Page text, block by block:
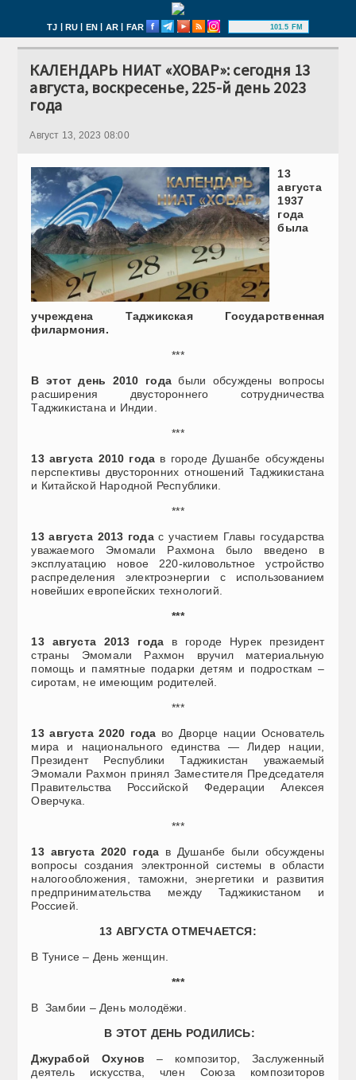
TJ | RU | EN | AR | FAR 101.5 FM
КАЛЕНДАРЬ НИАТ «ХОВАР»: сегодня 13
августа, воскресенье, 225-й день 2023
года
Август 13, 2023 08:00
13
августа
1937
года
была
учреждена Таджикская Государственная
филармония.
***
В этот день 2010 годабыли обсуждены вопросы
расширения двустороннего сотрудничества
Таджикистана и Индии.
***
13 августа 2010 года в городе Душанбе обсуждены
перспективы двусторонних отношений Таджикистана
и Китайской Народной Республики.
***
13 августа 2013 годас участием Главы государства
уважаемого Эмомали Рахмона было введено в
эксплуатацию новое 220-киловольтное устройство
распределения электроэнергии с использованием
новейших европейских технологий.
***
13 августа 2013 года в городе Нурек президент
страны Эмомали Рахмон вручил материальную
помощь и памятные подарки детям и подросткам –
сиротам, не имеющим родителей.
***
13 августа 2020 года во Дворце нации Основатель
мира и национального единства — Лидер нации,
Президент Республики Таджикистан уважаемый
Эмомали Рахмон принял Заместителя Председателя
Правительства Российской Федерации Алексея
Оверчука.
***
13 августа 2020 года в Душанбе были обсуждены
вопросы создания электронной системы в области
налогообложения, таможни, энергетики и развития
предпринимательства между Таджикистаном и
Россией.
13 АВГУСТА ОТМЕЧАЕТСЯ:
В Тунисе – День женщин.
***
В Замбии – День молодёжи.
В ЭТОТ ДЕНЬ РОДИЛИСЬ:
Джурабой Охунов – композитор, Заслуженный
деятель искусства, член Союза композиторов